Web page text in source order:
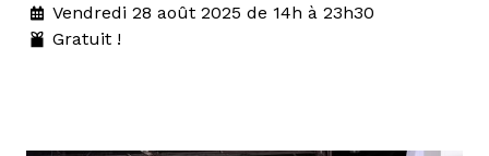
Vendredi 28 août 2025 de 14h à 23h30
Gratuit !